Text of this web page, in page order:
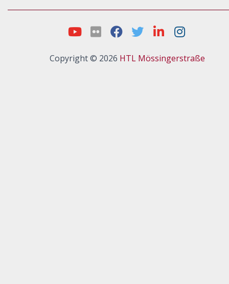
Copyright © 2026 HTL Mössingerstraße